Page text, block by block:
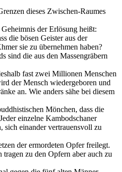
dieses Zwischen-Raumes
der Erlösung heißt:
die bösen Geister aus der
sie zu übernehmen haben?
sind die aus den Massengräbern
fast zwei Millionen Menschen
der Mensch wiedergeboren und
an. Wie anders sähe bei diesem
Mönchen, dass die
einzelne Kambodschaner
sich einander vertrauensvoll zu
der ermordeten Opfer freilegt.
zu den Opfern aber auch zu